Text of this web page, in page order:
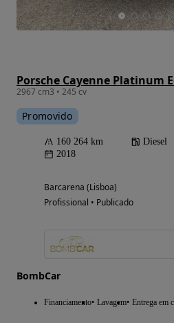
Porsche Cayenne Platinum
2967 cm3 • 245 cv
Promovido
160 264 km Diesel
2018
Barcarena (Lisboa)
Profissional • Publicado
BombCar
Financiamento Lavagem Entrega em